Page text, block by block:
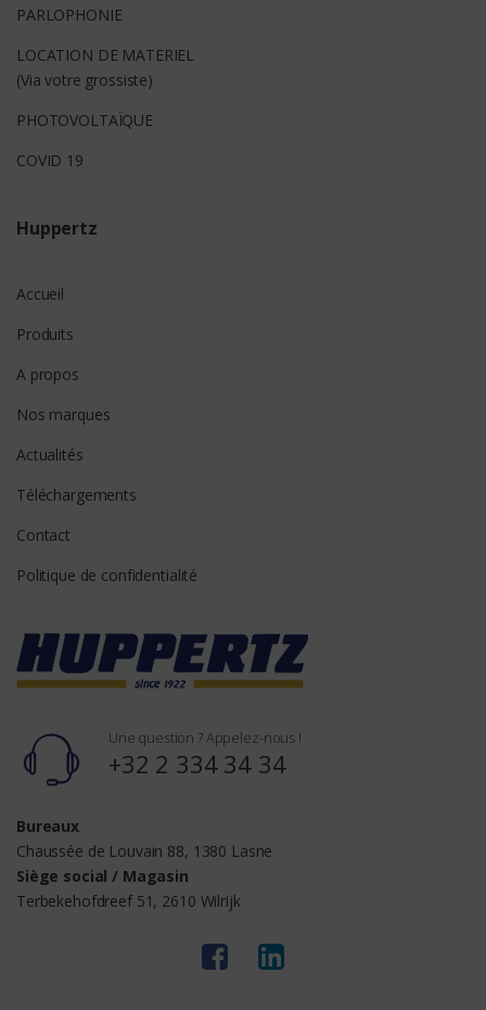
PARLOPHONIE
LOCATION DE MATERIEL
(Via votre grossiste)
PHOTOVOLTAÏQUE
COVID 19
Huppertz
Accueil
Produits
A propos
Nos marques
Actualités
Téléchargements
Contact
Politique de confidentialité
Une question ? Appelez-nous !
+32 2 334 34 34
Bureaux
Chaussée de Louvain 88, 1380 Lasne
Siège social / Magasin
Terbekehofdreef 51, 2610 Wilrijk